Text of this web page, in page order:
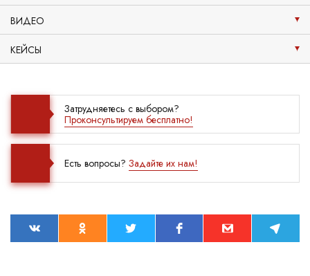
ВИДЕО
КЕЙСЫ
Затрудняетесь с выбором?
Проконсультируем бесплатно!
Есть вопросы? Задайте их нам!